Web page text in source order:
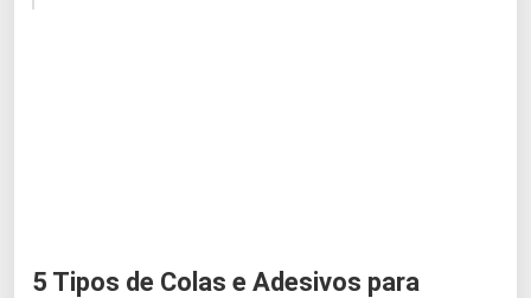
5 Tipos de Colas e Adesivos para